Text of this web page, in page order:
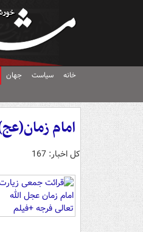
خانه سیاست جهان
امام
کل اخبار: 167